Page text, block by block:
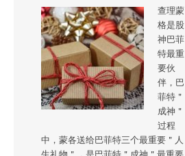
查理蒙
格是股
神巴菲
特最重
要伙
伴，巴
菲特＂
成神＂
过程
中，蒙各送给巴菲特三个最重要＂人